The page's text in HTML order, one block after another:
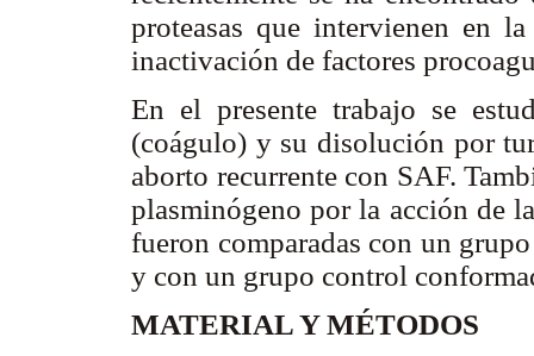
proteasas que intervienen en
inactivación de factores
En el presente trabajo se
(coágulo) y su disolución por
aborto recurrente con SAF.
plasminógeno por la acción de
fueron comparadas con un
y con un grupo control
MATERIAL Y MÉTODOS